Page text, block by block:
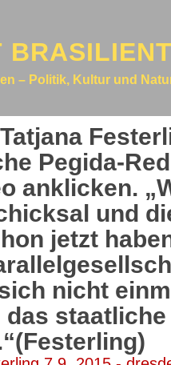
– Politik, Kultur und
Pegida-
anklicken.
und
jetzt
nicht